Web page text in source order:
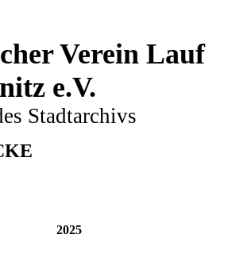
Verein Lauf
e.V.
Stadtarchivs
2025